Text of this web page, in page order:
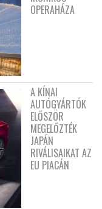
OPERAHÁZA
A KÍNAI
AUTÓGYÁRTÓK
ELŐSZÖR
MEGELŐZTÉK
JAPÁN
RIVÁLISAIKAT AZ
EU PIACÁN